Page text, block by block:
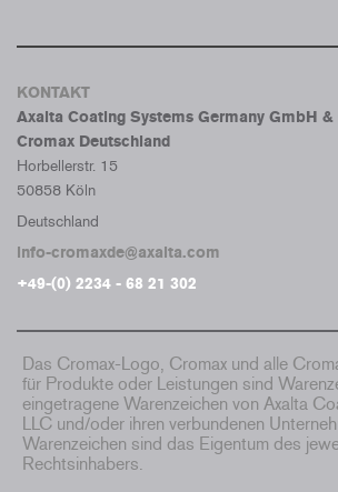
KONTAKT
Axalta Coating Systems Germany GmbH &
Cromax Deutschland
Horbellerstr. 15
50858 Köln
Deutschland
info-cromaxde@axalta.com
+49-(0) 2234 - 68 21 302
Das Cromax-Logo, Cromax und alle
für Produkte oder Leistungen sind
eingetragene Warenzeichen von Axalta
LLC und/oder ihren verbundenen
Warenzeichen sind das Eigentum des
Rechtsinhabers.